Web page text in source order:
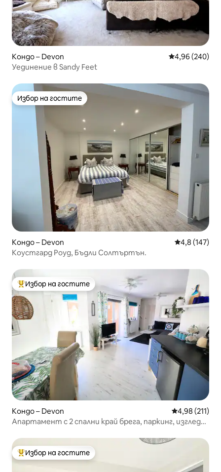
Кондо – Devon Средна
4,96 (240)
Уединение в Sandy Feet
Избор на гостите
Избор на гостите
Кондо – Devon Средна
4,8 (147)
Коустгард Роуд, Бъдли Солтъртън.
Най-популярен избор на гостите
Избор на гостите
Кондо – Devon Средна
4,98 (211)
Апартамент с 2 спални край брега, паркинг, изглед
Най-популярен избор на гостите
Избор на гостите